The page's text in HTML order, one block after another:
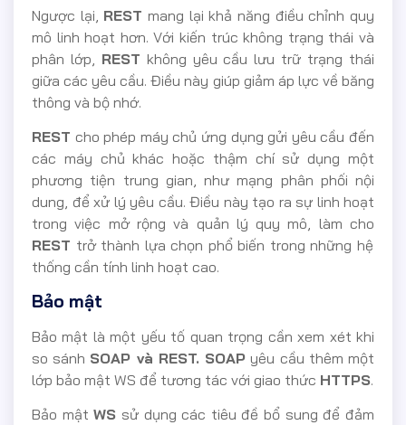
Ngược lại, REST mang lại khả năng điều chỉnh quy
mô linh hoạt hơn. Với kiến trúc không trạng thái và
phân lớp, REST không yêu cầu lưu trữ trạng thái
giữa các yêu cầu. Điều này giúp giảm áp lực về băng
thông và bộ nhớ.
REST cho phép máy chủ ứng dụng gửi yêu cầu đến
các máy chủ khác hoặc thậm chí sử dụng một
phương tiện trung gian, như mạng phân phối nội
dung, để xử lý yêu cầu. Điều này tạo ra sự linh hoạt
trong việc mở rộng và quản lý quy mô, làm cho
REST trở thành lựa chọn phổ biến trong những hệ
thống cần tính linh hoạt cao.
Bảo mật
Bảo mật là một yếu tố quan trọng cần xem xét khi
so sánh SOAP và REST. SOAP yêu cầu thêm một
lớp bảo mật WS để tương tác với giao thức HTTPS.
Bảo mậtWS sử dụng các tiêu đề bổ sung để đảm